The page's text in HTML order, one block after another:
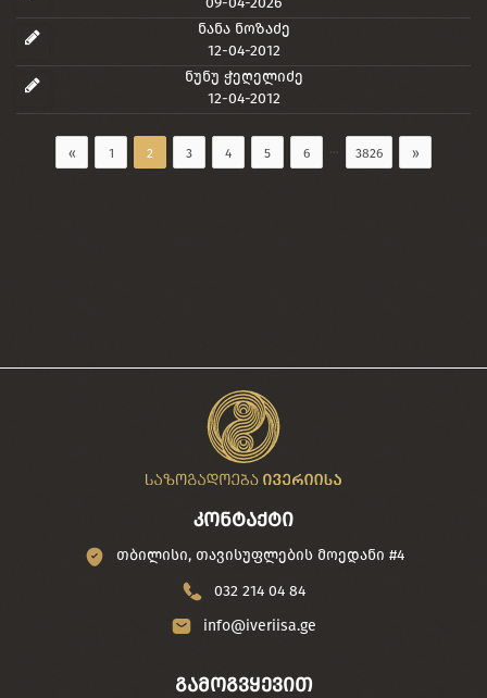
ნანა ნოზაძე
12-04-2012
ნუნუ ჭეღელიძე
12-04-2012
« 1 2 3 4 5 6 ... 3826 »
კონტაქტი
თბილისი, თავისუფლების მოედანი #4
032 214 04 84
info@iveriisa.ge
გამოგვყევით